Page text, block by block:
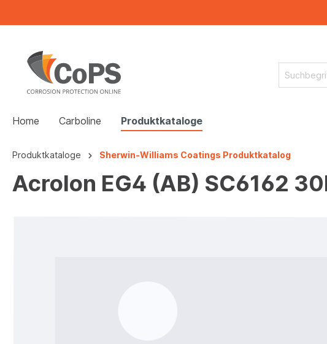
Home Carboline Produktkataloge
Produktkataloge Sherwin-Williams Coatings Produktkatalog
Acrolon EG4 (AB) SC6162